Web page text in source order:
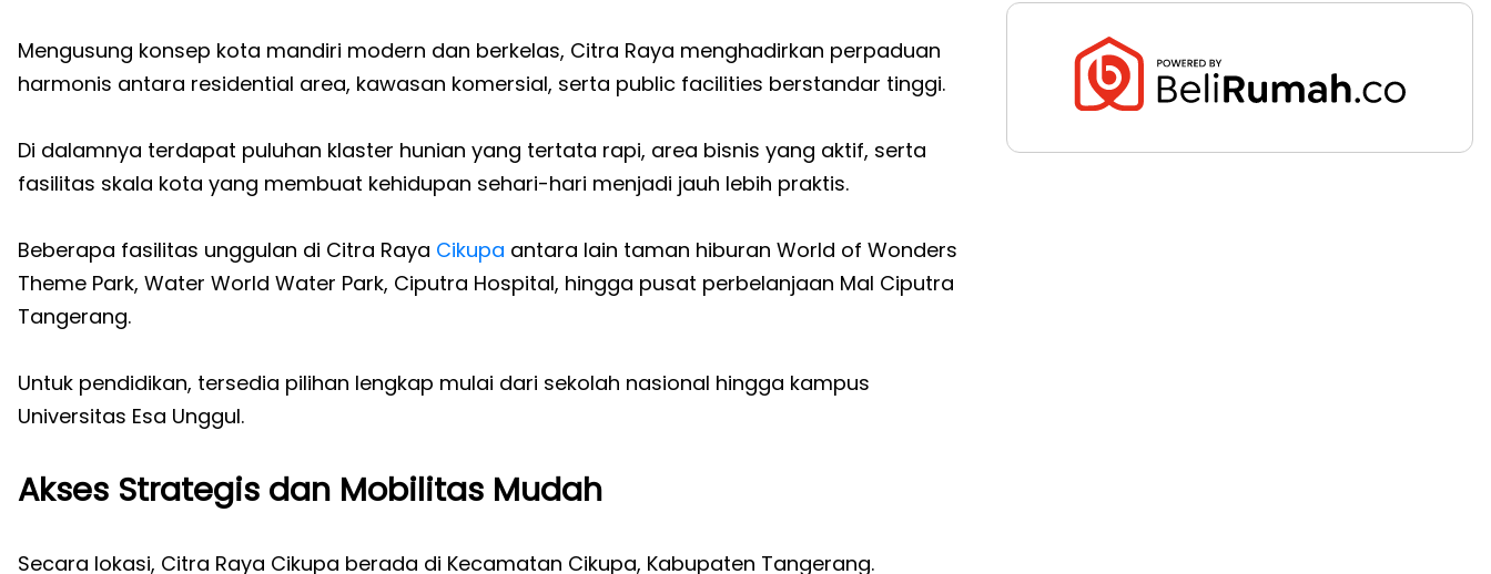
Mengusung konsep kota mandiri modern dan berkelas, Citra Raya menghadirkan perpaduan
harmonis antara residential area, kawasan komersial, serta public facilities berstandar tinggi.
Di dalamnya terdapat puluhan klaster hunian yang tertata rapi, area bisnis yang aktif, serta
fasilitas skala kota yang membuat kehidupan sehari-hari menjadi jauh lebih praktis.
Beberapa fasilitas unggulan di Citra Raya Cikupa antara lain taman hiburan World of Wonders
Theme Park, Water World Water Park, Ciputra Hospital, hingga pusat perbelanjaan Mal Ciputra
Tangerang.
Untuk pendidikan, tersedia pilihan lengkap mulai dari sekolah nasional hingga kampus
Universitas Esa Unggul.
Akses Strategis dan Mobilitas Mudah
Secara lokasi, Citra Raya Cikupa berada di Kecamatan Cikupa, Kabupaten Tangerang.